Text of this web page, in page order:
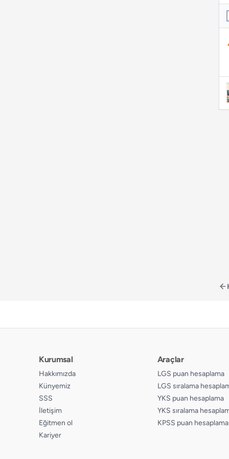
Kurumsal
Hakkımızda
Künyemiz
SSS
İletişim
Eğitmen ol
Kariyer
Araçlar
LGS puan hesaplama
LGS sıralama
YKS puan hesaplama
YKS sıralama
KPSS puan hesaplama